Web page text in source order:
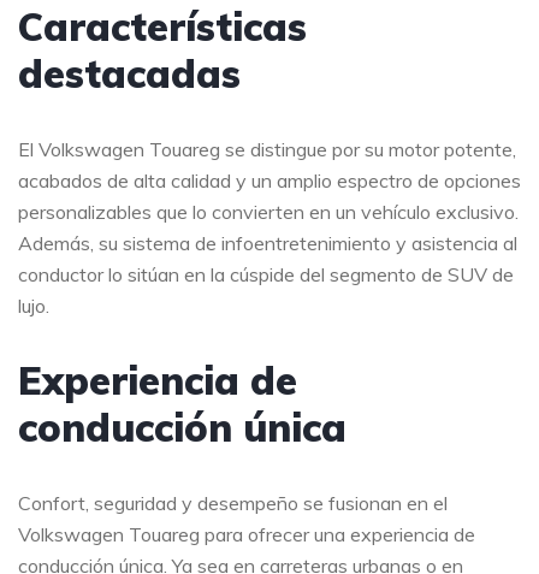
Características
destacadas
El Volkswagen Touareg se distingue por su motor potente,
acabados de alta calidad y un amplio espectro de opciones
personalizables que lo convierten en un vehículo exclusivo.
Además, su sistema de infoentretenimiento y asistencia al
conductor lo sitúan en la cúspide del segmento de SUV de
lujo.
Experiencia de
conducción única
Confort, seguridad y desempeño se fusionan en el
Volkswagen Touareg para ofrecer una experiencia de
conducción única. Ya sea en carreteras urbanas o en